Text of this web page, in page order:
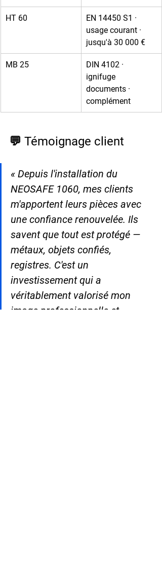
HT 60
EN 14450 S1 ·
usage courant ·
jusqu'à 30 000 €
MB 25
DIN 4102 ·
ignifuge
documents ·
complément
💬 Témoignage client
« Depuis l'installation du
NEOSAFE 1060, mes clients
m'apportent leurs pièces avec
une confiance renouvelée. Ils
savent que tout est protégé —
métaux, objets confiés,
registres. C'est un
investissement qui a
véritablement valorisé mon
image professionnelle et